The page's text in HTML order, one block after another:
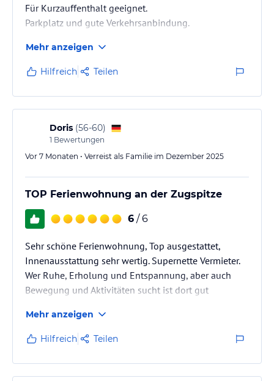
Für Kurzauffenthalt geeignet.
Parkplatz und gute Verkehrsanbindung.
Mehr anzeigen
Hilfreich Teilen
Doris (56-60)
1 Bewertungen
Vor 7 Monaten • Verreist als Familie im Dezember 2025
TOP Ferienwohnung an der Zugspitze
6 / 6
Sehr schöne Ferienwohnung, Top ausgestattet,
Innenausstattung sehr wertig. Supernette Vermieter.
Wer Ruhe, Erholung und Entspannung, aber auch
Bewegung und Aktivitäten sucht ist dort gut
Mehr anzeigen
Hilfreich Teilen